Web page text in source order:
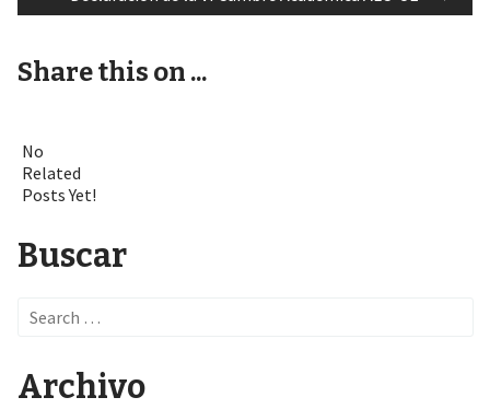
Share this on ...
No
Related
Posts Yet!
Buscar
Search
Archivo